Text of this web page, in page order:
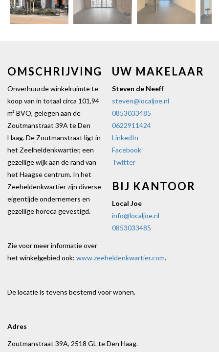
vorige
UW MAKELAAR
Steven de Neeff
steven@localjoe.nl
0853033485
0622911424
LinkedIn
Facebook
Twitter
BIJ KANTOOR
Local Joe
info@localjoe.nl
0853033485
OMSCHRIJVING
Onverhuurde winkelruimte te
koop van in totaal circa 101,94
m² BVO, gelegen aan de
Zoutmanstraat 39A te Den
Haag. De Zoutmanstraat ligt in
het Zeelheldenkwartier, een
gezellige wijk aan de rand van
het Haagse centrum. In het
Zeeheldenkwartier zijn diverse
eigentijde ondernemers en
gezellige horeca gevestigd.
Zie voor meer informatie over
het winkelgebied ook: www.zeeheldenkwartier.com.
De locatie is tevens bestemd voor wonen.
Adres
Zoutmanstraat 39A, 2518 GL te Den Haag.